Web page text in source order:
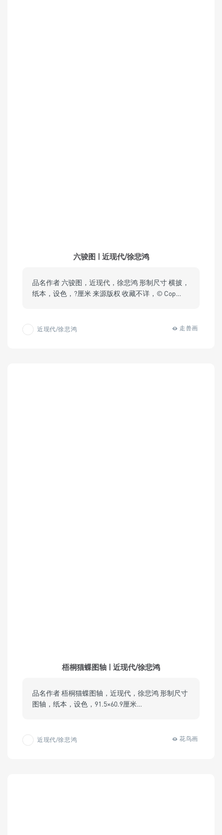
六骏图 | 近现代/徐悲鸿
品名作者 六骏图，近现代，徐悲鸿 形制尺寸 横披，
纸本，设色，?厘米 来源版权 收藏不详，© Cop…
近现代/徐悲鸿 走兽画
梧桐猫蝶图轴 | 近现代/徐悲鸿
品名作者 梧桐猫蝶图轴，近现代，徐悲鸿 形制尺寸
图轴，纸本，设色，91.5×60.9厘米…
近现代/徐悲鸿 花鸟画